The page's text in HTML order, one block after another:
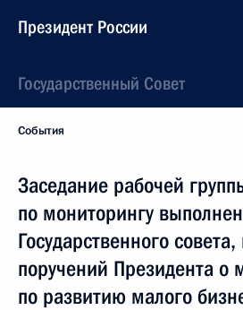
Президент России
Государственный Совет
События
Заседание рабочей
по мониторингу
Государственного
поручений Президента о
по развитию малого